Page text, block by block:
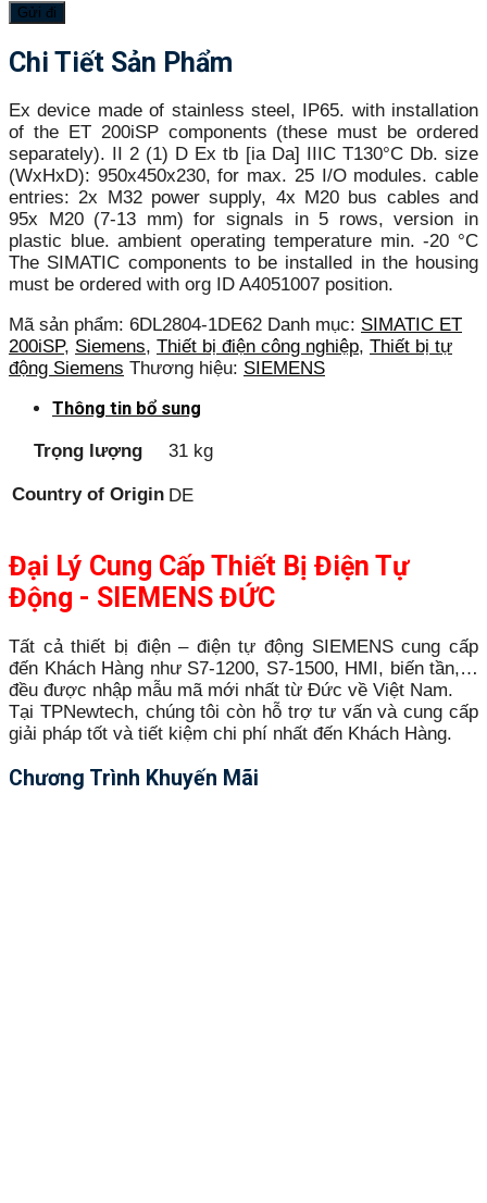
Chi Tiết Sản Phẩm
Ex device made of stainless steel, IP65. with installation
of the ET 200iSP components (these must be ordered
separately). II 2 (1) D Ex tb [ia Da] IIIC T130°C Db. size
(WxHxD): 950x450x230, for max. 25 I/O modules. cable
entries: 2x M32 power supply, 4x M20 bus cables and
95x M20 (7-13 mm) for signals in 5 rows, version in
plastic blue. ambient operating temperature min. -20 °C
The SIMATIC components to be installed in the housing
must be ordered with org ID A4051007 position.
Mã sản phẩm: 6DL2804-1DE62 Danh mục: SIMATIC ET
200iSP, Siemens, Thiết bị điện công nghiệp, Thiết bị tự
động Siemens Thương hiệu: SIEMENS
Thông tin bổ sung
Trọng lượng 31 kg
Country of Origin DE
Đại Lý Cung Cấp Thiết Bị Điện Tự
Động - SIEMENS ĐỨC
Tất cả thiết bị điện – điện tự động SIEMENS cung cấp
đến Khách Hàng như S7-1200, S7-1500, HMI, biến tần,…
đều được nhập mẫu mã mới nhất từ Đức về Việt Nam.
Tại TPNewtech, chúng tôi còn hỗ trợ tư vấn và cung cấp
giải pháp tốt và tiết kiệm chi phí nhất đến Khách Hàng.
Chương Trình Khuyến Mãi